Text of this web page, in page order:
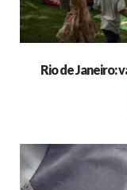
Rio de Janeiro: